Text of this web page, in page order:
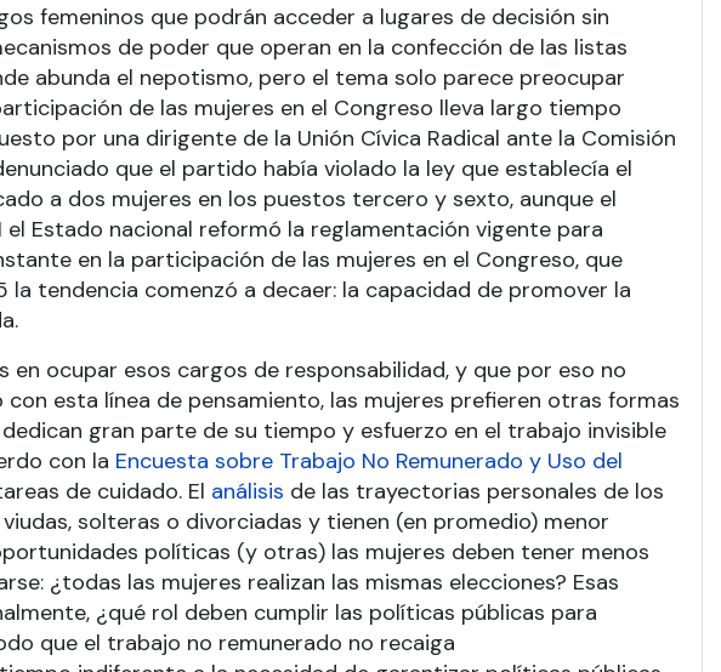
femeninos que podrán acceder a lugares de decisión sin
de poder que operan en la confección de las listas
abunda el nepotismo, pero el tema solo parece preocupar
de las mujeres en el Congreso lleva largo tiempo
por una dirigente de la Unión Cívica Radical ante la Comisión
que el partido había violado la ley que establecía el
a dos mujeres en los puestos tercero y sexto, aunque el
Estado nacional reformó la reglamentación vigente para
en la participación de las mujeres en el Congreso, que
tendencia comenzó a decaer: la capacidad de promover la
ocupar esos cargos de responsabilidad, y que por eso no
esta línea de pensamiento, las mujeres prefieren otras formas
gran parte de su tiempo y esfuerzo en el trabajo invisible
con la Encuesta sobre Trabajo No Remunerado y Uso del
de cuidado. El análisis de las trayectorias personales de los
solteras o divorciadas y tienen (en promedio) menor
políticas (y otras) las mujeres deben tener menos
¿todas las mujeres realizan las mismas elecciones? Esas
¿qué rol deben cumplir las políticas públicas para
que el trabajo no remunerado no recaiga